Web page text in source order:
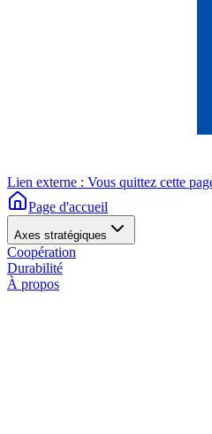
Lien externe : Vous quittez cette
Page d'accueil
Axes stratégiques
Coopération
Durabilité
À propos